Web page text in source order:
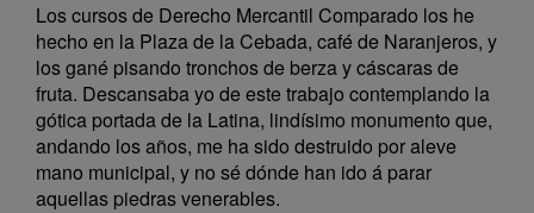
Los cursos de Derecho Mercantil Comparado los he
hecho en la Plaza de la Cebada, café de Naranjeros, y
los gané pisando tronchos de berza y cáscaras de
fruta. Descansaba yo de este trabajo contemplando la
gótica portada de la Latina, lindísimo monumento que,
andando los años, me ha sido destruido por aleve
mano municipal, y no sé dónde han ido á parar
aquellas piedras venerables.